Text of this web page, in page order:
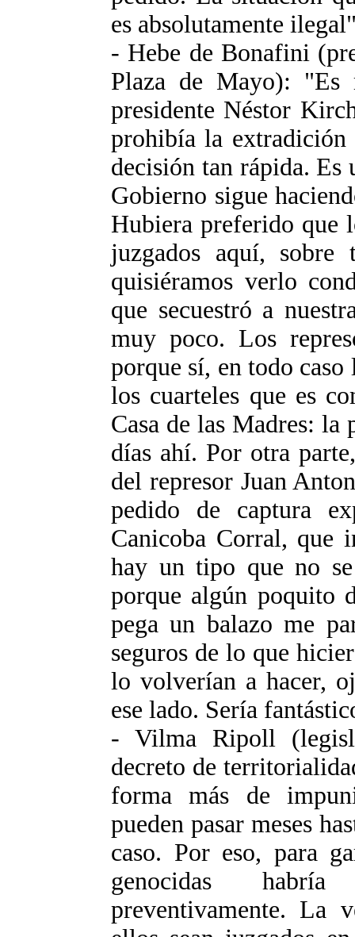
es absolutamente
- Hebe de Bonafini
Plaza de Mayo): "Es
presidente Néstor
prohibía la extradición
decisión tan rápida. Es
Gobierno sigue
Hubiera preferido que
juzgados aquí,
quisiéramos verlo
que secuestró a
muy poco. Los
porque sí, en todo caso
los cuarteles que es
Casa de las Madres: la
días ahí. Por otra
del represor Juan
pedido de captura
Canicoba Corral, que
hay un tipo que no
porque algún poquito
pega un balazo me
seguros de lo que
lo volverían a hacer,
ese lado. Sería
- Vilma Ripoll
decreto de
forma más de
pueden pasar meses
caso. Por eso, para
genocidas
preventivamente. La